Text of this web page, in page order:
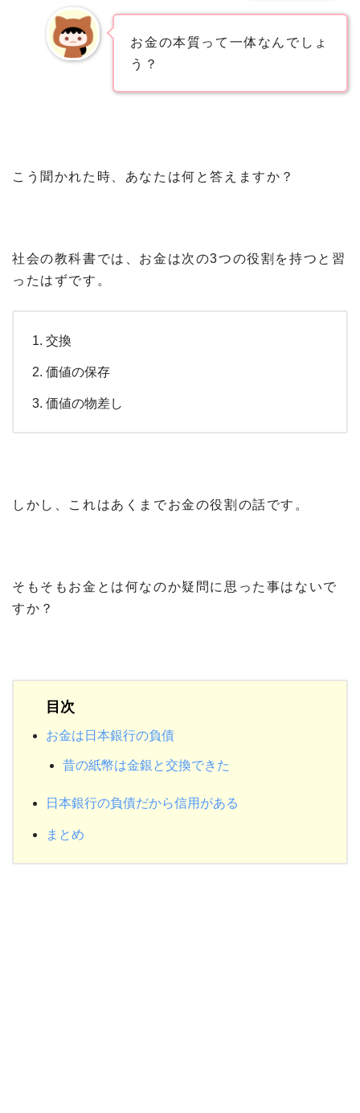
お金の本質って一体なんでしょ
う？
こう聞かれた時、あなたは何と答えますか？
社会の教科書では、お金は次の3つの役割を持つと習
ったはずです。
交換
価値の保存
価値の物差し
しかし、これはあくまでお金の役割の話です。
そもそもお金とは何なのか疑問に思った事はないで
すか？
お金は日本銀行の負債
昔の紙幣は金銀と交換できた
日本銀行の負債だから信用がある
まとめ